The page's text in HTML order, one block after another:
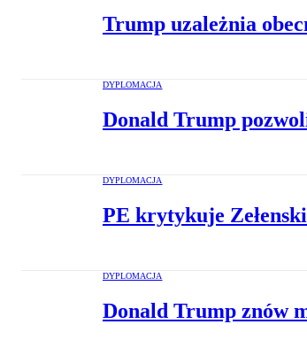
Trump uzależnia
DYPLOMACJA
Donald Trump
DYPLOMACJA
PE krytykuje
DYPLOMACJA
Donald Trump znów